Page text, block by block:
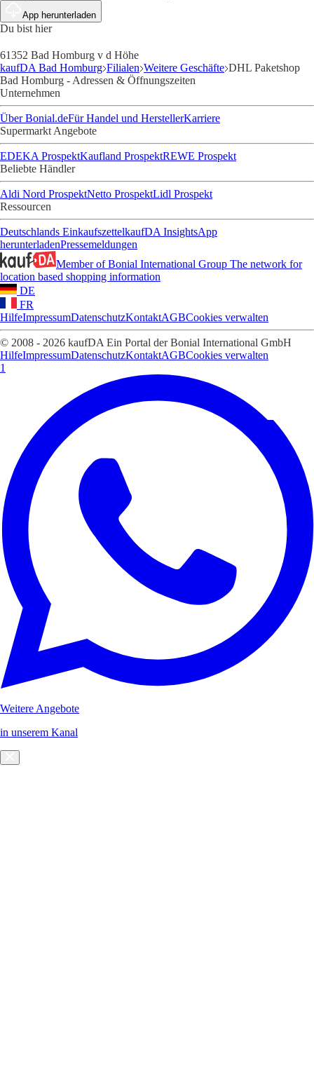
App herunterladen
Du bist hier
61352 Bad Homburg v d Höhe
kaufDA Bad Homburg Filialen Weitere Geschäfte DHL Paketshop
Bad Homburg - Adressen & Öffnungszeiten
Unternehmen
Über Bonial.deFür Handel und HerstellerKarriere
Supermarkt Angebote
EDEKA ProspektKaufland ProspektREWE Prospekt
Beliebte Händler
Aldi Nord ProspektNetto ProspektLidl Prospekt
Ressourcen
Deutschlands EinkaufszettelkaufDA InsightsApp
herunterladenPressemeldungen
Member of Bonial International Group The network for
location based shopping information
DE
FR
HilfeImpressumDatenschutzKontaktAGBCookies verwalten
© 2008 - 2026 kaufDA Ein Portal der Bonial International GmbH
HilfeImpressumDatenschutzKontaktAGBCookies verwalten
1
Weitere Angebote
in unserem Kanal